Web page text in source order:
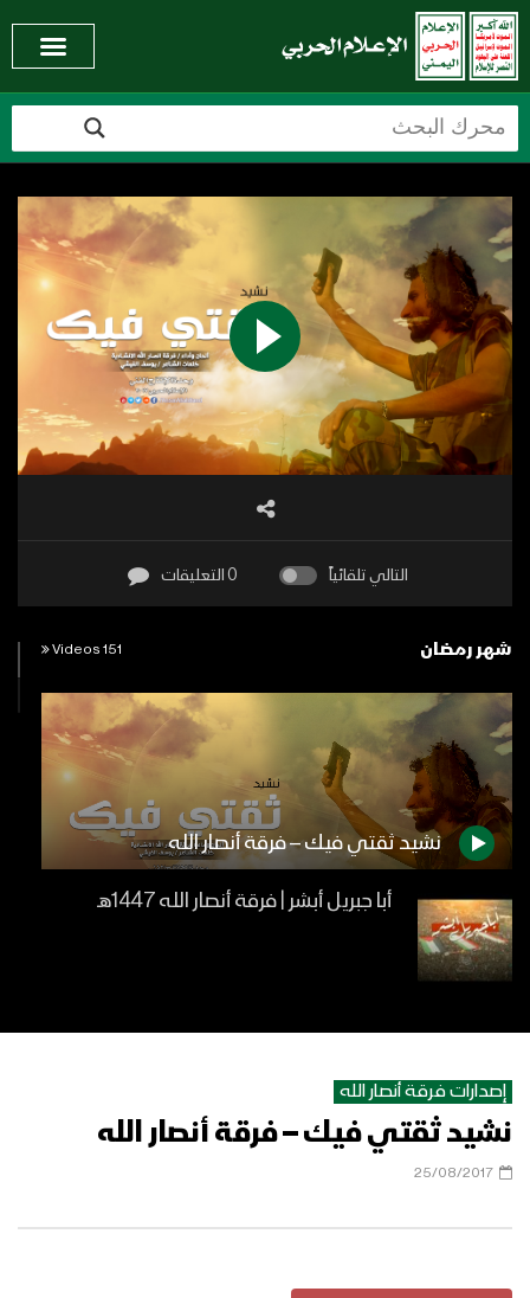
التالي تلقائياً 0 التعليقات
شهر رمضان 151 Videos
نشيد ثقتي فيك – فرقة أنصار الله
أبا جبريل أبشر | فرقة أنصار الله 1447هـ
ميادين الجهاد – الحلقة الثانية من جبهة
إصدارات فرقة أنصار الله
نشيد ثقتي فيك – فرقة أنصار الله
25/08/2017